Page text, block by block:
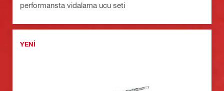
performansta vidalama ucu seti
YENI